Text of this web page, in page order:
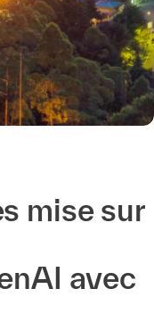
mise sur
avec